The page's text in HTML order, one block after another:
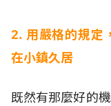
2. 用嚴格的規定
在小鎮久居
既然有那麼好的